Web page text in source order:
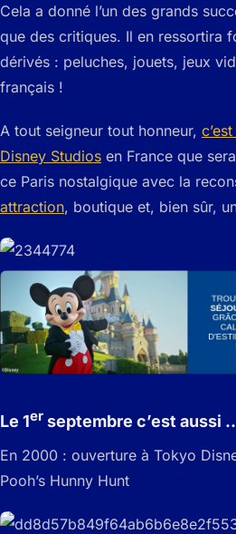
Cela a donné l’un des grands
que des critiques. Il en ressortira
dérivés : peluches, jouets, jeux
français !
A tout seigneur tout honneur,
Disney Studios en France que
ce Paris nostalgique avec la
attraction, boutique et, bien sûr,
Le 1er septembre c’est aussi
En 2000 : ouverture à Tokyo
Pooh’s Hunny Hunt